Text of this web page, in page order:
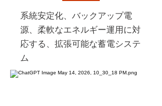
系統安定化、バックアップ電
源、柔軟なエネルギー運用に対
応する、拡張可能な蓄電システ
ム